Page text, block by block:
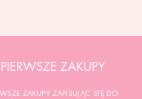
ZAKUPY
ZAKUPY ZAPISUJĄC SIĘ DO